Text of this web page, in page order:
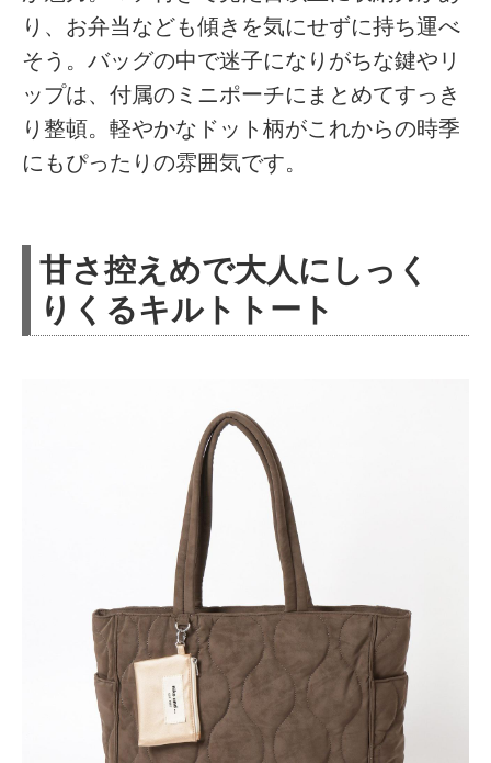
り、お弁当なども傾きを気にせずに持ち運べ
そう。バッグの中で迷子になりがちな鍵やリ
ップは、付属のミニポーチにまとめてすっき
り整頓。軽やかなドット柄がこれからの時季
にもぴったりの雰囲気です。
甘さ控えめで大人にしっく
りくるキルトトート